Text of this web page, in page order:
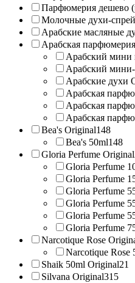
Парфюмерия дешево
Молочные духи-
Арабские масляные
Арабская
Арабский
Арабский
Арабские духи
Арабская
Арабская
Арабская
Bea's Original148
Bea's 50ml148
Gloria Perfume Original
Gloria Perfume
Gloria Perfume
Gloria Perfume
Gloria Perfume
Gloria Perfume
Gloria Perfume
Narcotique Rose
Narcotique Rose
Shaik 50ml Original21
Silvana Original315